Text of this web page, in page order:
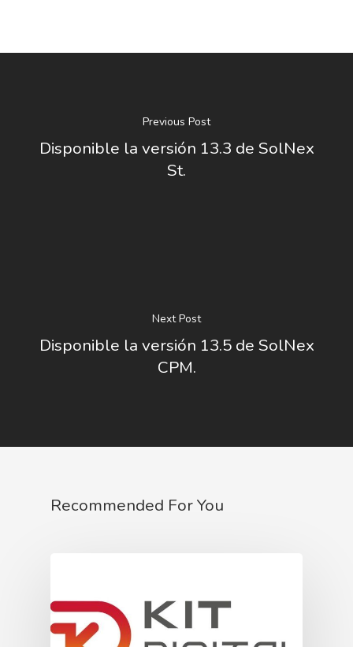
Previous Post
Disponible la versión 13.3 de SolNex
St.
Next Post
Disponible la versión 13.5 de SolNex
CPM.
Recommended For You